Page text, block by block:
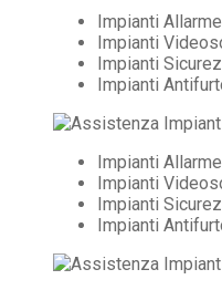
Impianti
Impianti
Impianti
Impianti
Impianti
Impianti
Impianti
Impianti